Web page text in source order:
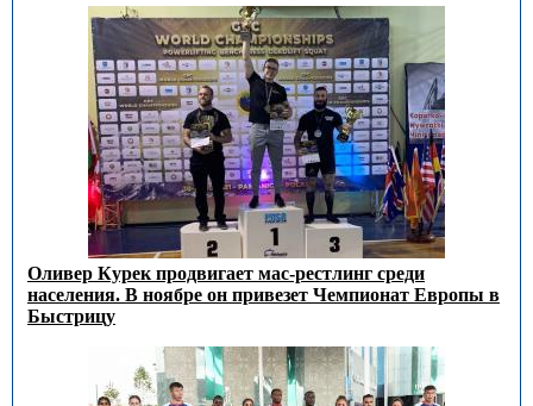
Оливер Курек продвигает мас-рестлинг среди
населения. В ноябре он привезет Чемпионат Европы в
Быстрицу